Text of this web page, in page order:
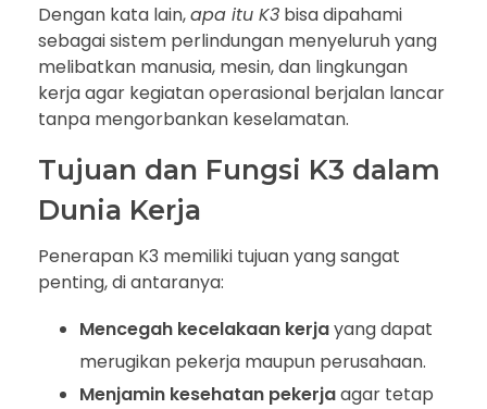
Dengan kata lain,apa itu K3 bisa dipahami
sebagai sistem perlindungan menyeluruh yang
melibatkan manusia, mesin, dan lingkungan
kerja agar kegiatan operasional berjalan lancar
tanpa mengorbankan keselamatan.
Tujuan dan Fungsi K3 dalam
Dunia Kerja
Penerapan K3 memiliki tujuan yang sangat
penting, di antaranya:
Mencegah kecelakaan kerjayang dapat
merugikan pekerja maupun perusahaan.
Menjamin kesehatan pekerjaagar tetap